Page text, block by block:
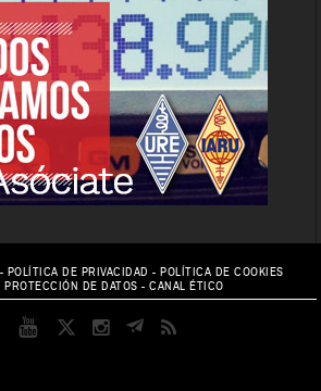
- POLÍTICA DE PRIVACIDAD -POLÍTICA DE COOKIES
DE DATOS -CANAL ÉTICO